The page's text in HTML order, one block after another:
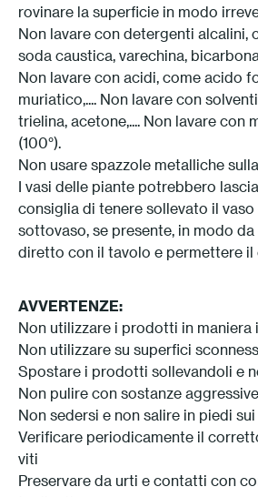
rovinare la superficie in modo
Non lavare con detergenti alcalini,
soda caustica, varechina,
Non lavare con acidi, come acido
muriatico,.... Non lavare con
trielina, acetone,.... Non lavare con
(100°).
Non usare spazzole metalliche
I vasi delle piante potrebbero
consiglia di tenere sollevato il vaso
sottovaso, se presente, in modo
diretto con il tavolo e permettere il
AVVERTENZE:
Non utilizzare i prodotti in maniera
Non utilizzare su superfici
Spostare i prodotti sollevandoli e
Non pulire con sostanze
Non sedersi e non salire in piedi
Verificare periodicamente il
viti
Preservare da urti e contatti con